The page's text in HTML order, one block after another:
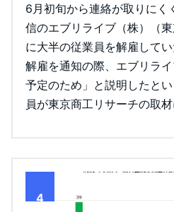
6月初旬から連絡が取りにく
信のエブリライブ（株）（
に大半の従業員を解雇して
解雇を通知の際、エブリラ
予定のため」と説明したと
員が東京商工リサーチの取材
4